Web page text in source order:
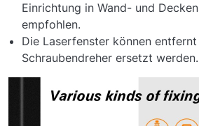
Einrichtung in Wand- und
empfohlen.
Die Laserfenster können
Schraubendreher ersetzt werden.